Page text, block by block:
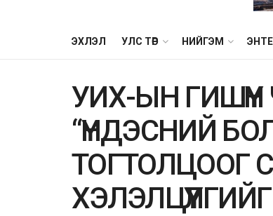
ЭХЛЭЛ УЛС ТӨР НИЙГЭМ
УИХ-ЫН
“ҮНДЭСНИЙ
ТОГТОЛЦООГ